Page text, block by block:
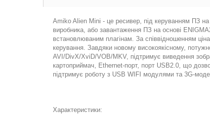
Amiko Alien Mini - це ресивер, під керуванням ПЗ
виробника, або завантаження ПЗ на основі
встановлюваним плагінам. За співвідношенням
керування. Завдяки новому високоякісному,
AVI/DivX/XviD/VOB/MKV, підтримує виведення
картоприймач, Ethernet-порт, порт USB2.0, що
підтримує роботу з USB WIFI модулями та 3G-
Характеристики: